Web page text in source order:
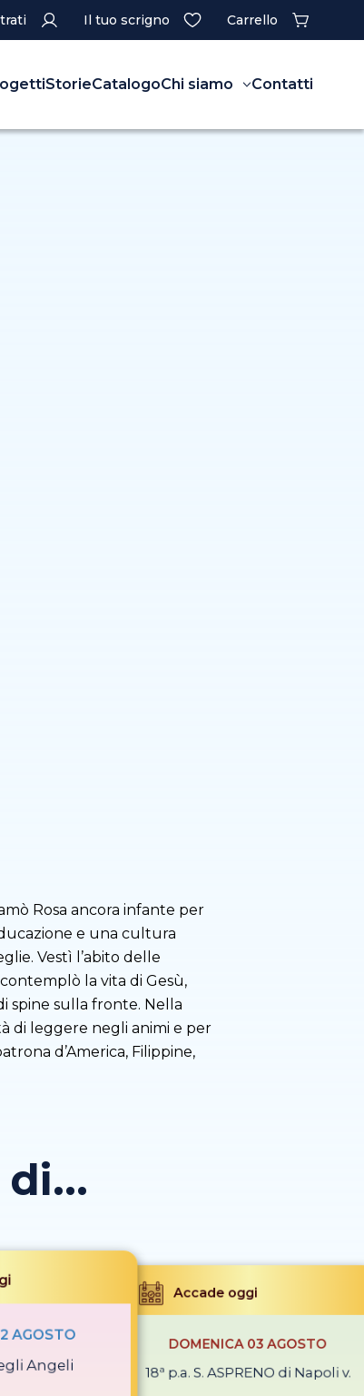
Il tuo scrigno Carrello
StorieCatalogoChi siamo Contatti
Rosa ancora infante per
e una cultura
Vestì l’abito delle
la vita di Gesù,
spine sulla fronte. Nella
di leggere negli animi e per
d’America, Filippine,
AGOSTO
Angeli
Accade oggi
DOMENICA 03 AGOSTO
18ª p.a. S. ASPRENO di Napoli v.